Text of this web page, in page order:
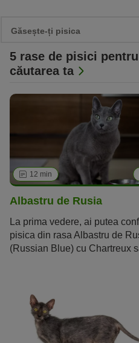
XX.
Citește mai mult
Găsește-ți pisica
Caracteristici importante
Aspect
Păr lung
Culoare Negru
5 rase de pisici pentru
căutarea ta
12 min
Albastru de Rusia
La prima vedere, ai putea
pisica din rasa Albastru de
(Russian Blue) cu Chartreux